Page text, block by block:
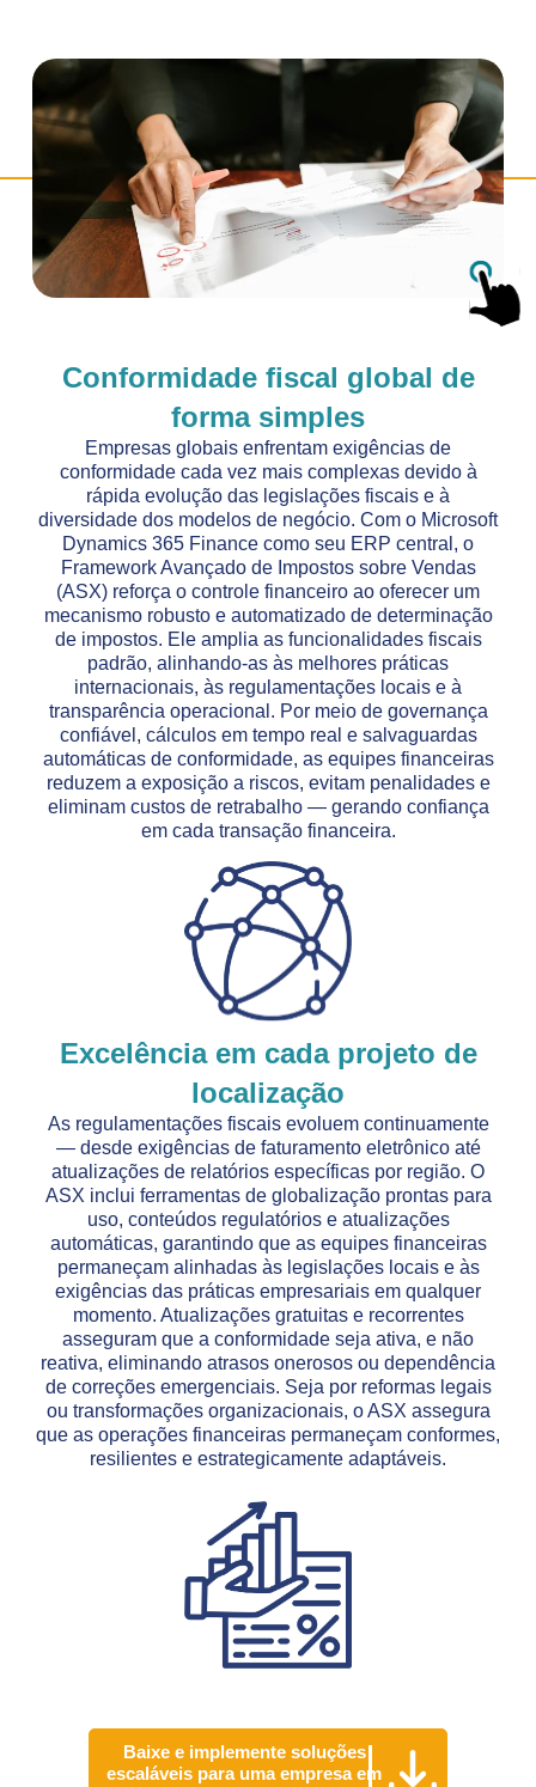
Conformidade fiscal global de
forma simples
Empresas globais enfrentam exigências de
conformidade cada vez mais complexas devido à
rápida evolução das legislações fiscais e à
diversidade dos modelos de negócio. Com o Microsoft
Dynamics 365 Finance como seu ERP central, o
Framework Avançado de Impostos sobre Vendas
(ASX) reforça o controle financeiro ao oferecer um
mecanismo robusto e automatizado de determinação
de impostos. Ele amplia as funcionalidades fiscais
padrão, alinhando-as às melhores práticas
internacionais, às regulamentações locais e à
transparência operacional. Por meio de governança
confiável, cálculos em tempo real e salvaguardas
automáticas de conformidade, as equipes financeiras
reduzem a exposição a riscos, evitam penalidades e
eliminam custos de retrabalho — gerando confiança
em cada transação financeira.
Excelência em cada projeto de
localização
As regulamentações fiscais evoluem continuamente
— desde exigências de faturamento eletrônico até
atualizações de relatórios específicas por região. O
ASX inclui ferramentas de globalização prontas para
uso, conteúdos regulatórios e atualizações
automáticas, garantindo que as equipes financeiras
permaneçam alinhadas às legislações locais e às
exigências das práticas empresariais em qualquer
momento. Atualizações gratuitas e recorrentes
asseguram que a conformidade seja ativa, e não
reativa, eliminando atrasos onerosos ou dependência
de correções emergenciais. Seja por reformas legais
ou transformações organizacionais, o ASX assegura
que as operações financeiras permaneçam conformes,
resilientes e estrategicamente adaptáveis.
Baixe e implemente soluções
escaláveis para uma empresa em